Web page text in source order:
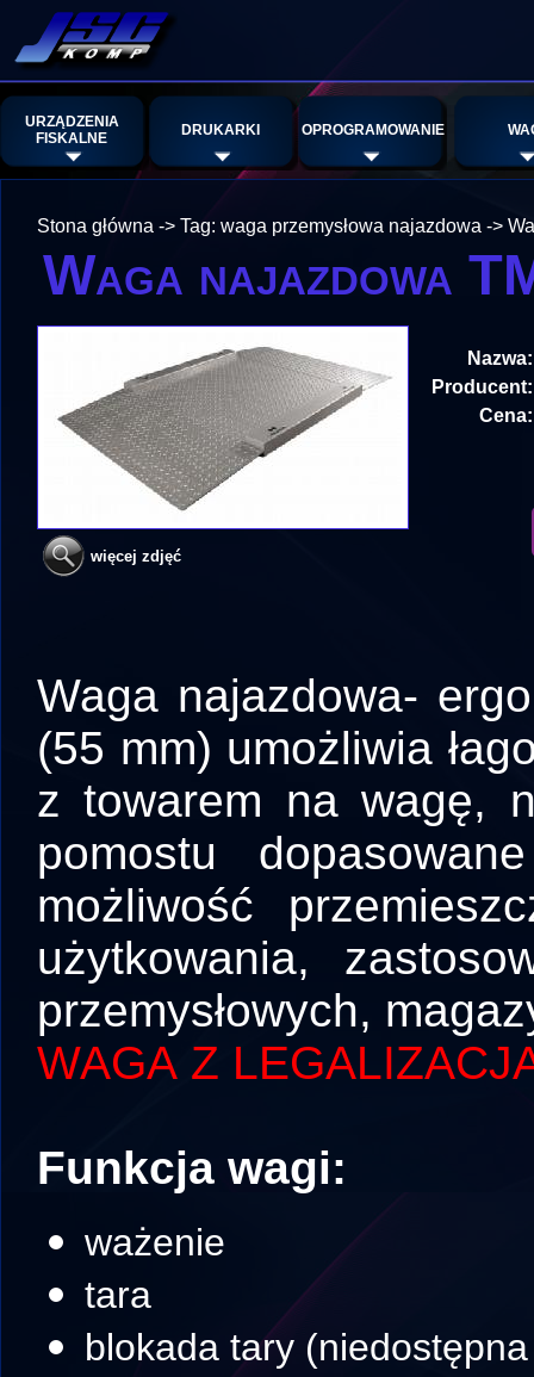
URZĄDZENIA
FISKALNE
DRUKARKI OPROGRAMOWANIE
Stona główna -> Tag: waga przemysłowa najazdowa ->
Waga najazdowa
więcej zdjęć
Nazwa:
Producent:
Cena:
Waga najazdowa-
(55 mm) umożliwia
z towarem na wagę,
pomostu
możliwość
użytkowania,
przemysłowych,
WAGA Z
Funkcja wagi:
ważenie
tara
blokada tary